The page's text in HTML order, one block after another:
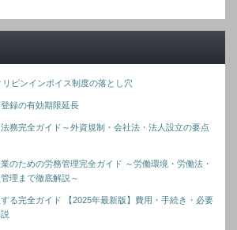
リピンインボイス制度の落とし穴
録の有効期限延長
務完全ガイド～外資規制・会社法・法人設立の要点
のための労務管理完全ガイド ～労働環境・労働法・
理まで徹底解説～
る完全ガイド 【2025年最新版】費用・手続き・必要